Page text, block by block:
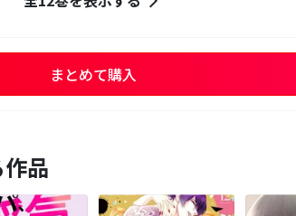
まとめて購入
品